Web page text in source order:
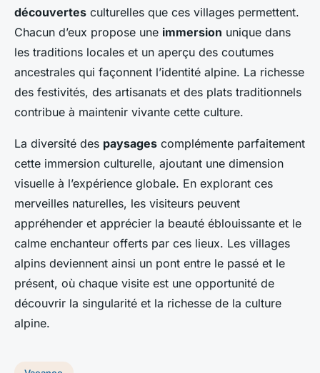
découvertes culturelles que ces villages permettent.
Chacun d’eux propose une immersion unique dans
les traditions locales et un aperçu des coutumes
ancestrales qui façonnent l’identité alpine. La richesse
des festivités, des artisanats et des plats traditionnels
contribue à maintenir vivante cette culture.
La diversité des paysages complémente parfaitement
cette immersion culturelle, ajoutant une dimension
visuelle à l’expérience globale. En explorant ces
merveilles naturelles, les visiteurs peuvent
appréhender et apprécier la beauté éblouissante et le
calme enchanteur offerts par ces lieux. Les villages
alpins deviennent ainsi un pont entre le passé et le
présent, où chaque visite est une opportunité de
découvrir la singularité et la richesse de la culture
alpine.